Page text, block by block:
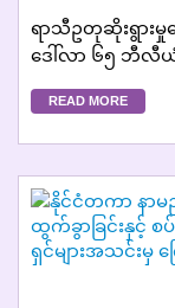
ရာသီဥတုဆိုးရွား
ဒေါ်လာ ၆၅ ဘီလီယံ
READ MORE